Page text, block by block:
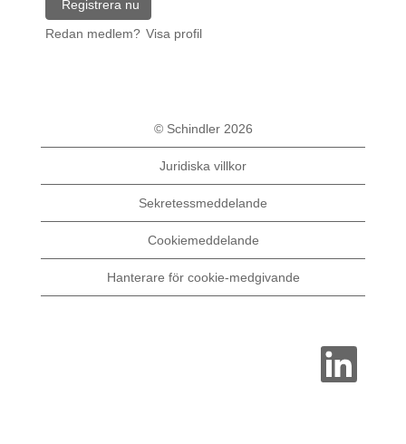
Redan medlem? Visa profil
© Schindler 2026
Juridiska villkor
Sekretessmeddelande
Cookiemeddelande
Hanterare för cookie-medgivande
Ö
n